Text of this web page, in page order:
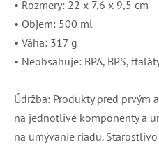
• Rozmery: 22 x 7,6 x 9,5 cm
• Objem: 500 ml
• Váha: 317 g
• Neobsahuje: BPA, BPS,
Údržba: Produkty pred prvým
na jednotlivé komponenty a
na umývanie riadu.